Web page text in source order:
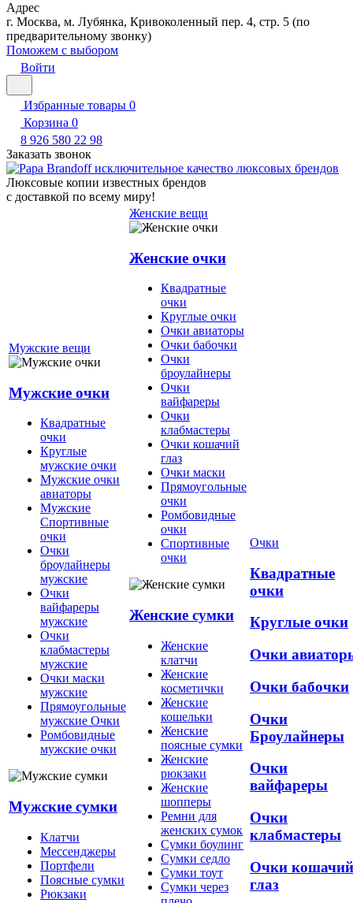
Адрес
г. Москва, м. Лубянка, Кривоколенный пер. 4, стр. 5 (по
предварительному звонку)
Поможем с выбором
Войти
Избранные товары 0
Корзина 0
8 926 580 22 98
Заказать звонок
Люксовые копии известных брендов
с доставкой по всему миру!
Мужские вещи
Мужские очки
Квадратные
очки
Круглые
мужские очки
Мужские очки
авиаторы
Мужские
Спортивные
очки
Очки
броулайнеры
мужские
Очки
вайфареры
мужские
Очки
клабмастеры
мужские
Очки маски
мужские
Прямоугольные
мужские Очки
Ромбовидные
мужские очки
Мужские сумки
Клатчи
Мессенджеры
Портфели
Поясные сумки
Рюкзаки
Женские вещи
Женские очки
Квадратные
очки
Круглые очки
Очки авиаторы
Очки бабочки
Очки
броулайнеры
Очки
вайфареры
Очки
клабмастеры
Очки кошачий
глаз
Очки маски
Прямоугольные
очки
Ромбовидные
очки
Спортивные
очки
Женские сумки
Женские
клатчи
Женские
косметички
Женские
кошельки
Женские
поясные сумки
Женские
рюкзаки
Женские
шопперы
Ремни для
женских сумок
Сумки боулинг
Сумки седло
Сумки тоут
Сумки через
Очки
Квадратные
очки
Круглые очки
Очки
Очки бабочки
Очки
Броулайнеры
Очки
вайфареры
Очки
клабмастеры
Очки кошачий
глаз